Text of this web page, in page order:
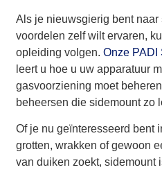
Als je nieuwsgierig bent
voordelen zelf wilt ervaren,
opleiding volgen.Onze PADI
leert u hoe u uw apparatuur
gasvoorziening moet
beheersen die sidemount zo
Of je nu geïnteresseerd bent
grotten, wrakken of gewoon
van duiken zoekt, sidemount